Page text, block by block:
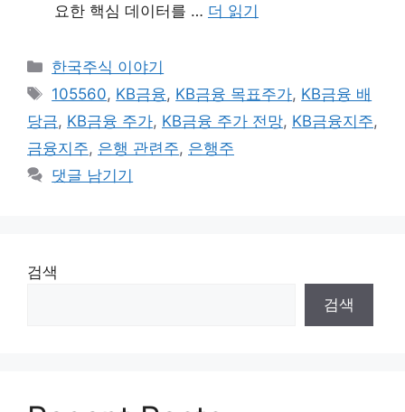
요한 핵심 데이터를 … 더 읽기
카
테
리
한국주식 이야기
태
그
105560, KB금융, KB금융 목표주가, KB금융 배
당금, KB금융 주가, KB금융 주가 전망, KB금융지주,
금융지주, 은행 관련주, 은행주
댓글 남기기
검색
검색